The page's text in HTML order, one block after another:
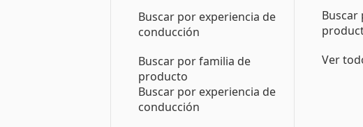
Buscar por experiencia de
conducción
Buscar por familia de
producto
Buscar por experiencia de
conducción
Buscar
Ver